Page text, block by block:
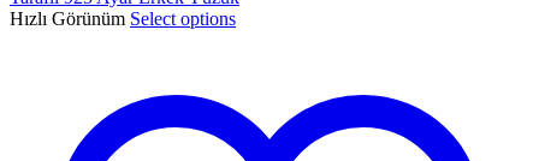
Hızlı Görünüm Select options